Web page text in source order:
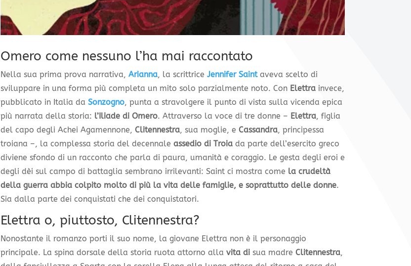
Omero come nessuno l’ha mai raccontato
Nella sua prima prova narrativa, Arianna, la scrittrice Jennifer Saint aveva scelto di
sviluppare in una forma più completa un mito solo parzialmente noto. Con Elettrainvece,
pubblicato in Italia da Sonzogno, punta a stravolgere il punto di vista sulla vicenda epica
più narrata della storia: l’Iliade di Omero. Attraverso la voce di tre donne – Elettra, figlia
del capo degli Achei Agamennone, Clitennestra, sua moglie, e Cassandra, principessa
troiana –, la complessa storia del decennale assedio di Troiada parte dell’esercito greco
diviene sfondo di un racconto che parla di paura, umanità e coraggio. Le gesta degli eroi e
degli dèi sul campo di battaglia sembrano irrilevanti: Saint ci mostra come la crudeltà
della guerra abbia colpito molto di più la vita delle famiglie, e soprattutto delle donne.
Sia dalla parte dei conquistati che dei conquistatori.
Elettra o, piuttosto, Clitennestra?
Nonostante il romanzo porti il suo nome, la giovane Elettra non è il personaggio
principale. La spina dorsale della storia ruota attorno alla vita disua madre Clitennestra,